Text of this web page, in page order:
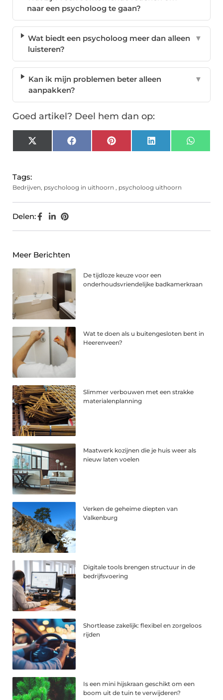
naar een psycholoog te gaan?
Wat biedt een psycholoog meer dan alleen
luisteren?
▼
Kan ik mijn problemen beter alleen
aanpakken?
▼
Goed artikel? Deel hem dan op:
X
(Twitter)
FacebookPinterest LinkedIn
Tags:
Bedrijven, psycholoog in uithoorn , psycholoog uithoorn
Delen:
Meer Berichten
De tijdloze keuze voor een
onderhoudsvriendelijke badkamerkraan
Wat te doen als u buitengesloten bent in
Heerenveen?
Slimmer verbouwen met een strakke
materialenplanning
Maatwerk kozijnen die je huis weer als
nieuw laten voelen
Verken de geheime diepten van
Valkenburg
Digitale tools brengen structuur in de
bedrijfsvoering
Shortlease zakelijk: flexibel en zorgeloos
rijden
Is een mini hijskraan geschikt om een
boom uit de tuin te verwijderen?